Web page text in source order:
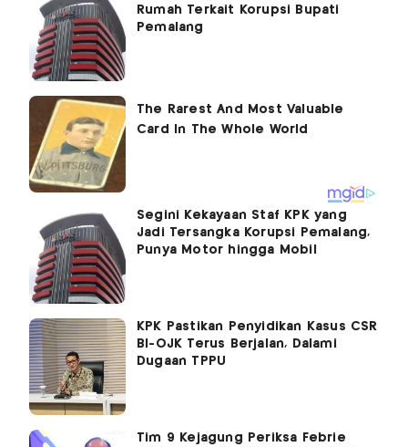
Rumah Terkait Korupsi Bupati
Pemalang
Segini Kekayaan Staf KPK yang
Jadi Tersangka Korupsi Pemalang,
Punya Motor hingga Mobil
KPK Pastikan Penyidikan Kasus CSR
BI-OJK Terus Berjalan, Dalami
Dugaan TPPU
Tim 9 Kejagung Periksa Febrie